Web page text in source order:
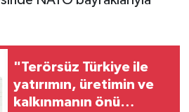
"Terörsüz Türkiye ile
yatırımın, üretimin ve
kalkınmanın önü